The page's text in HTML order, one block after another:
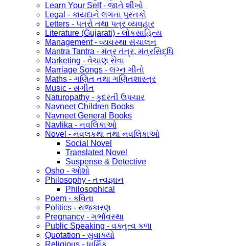
Learn Your Self - જાતે શીખો
Legal - કાયદાને લગતા પુસ્તકો
Letters - પત્રો તથા પત્ર વ્યવહાર
Literature (Gujarati) - લોકસાહિત્ય
Management - વ્યવસ્થા સંચાલન
Mantra Tantra - મંત્ર તંત્ર, મંત્રસિદ્ધિ
Marketing - વેચાણ સેવા
Marriage Songs - લગ્ન ગીતો
Maths - ગણિત તથા ગણિતશાસ્ત્ર
Music - સંગીત
Naturopathy - કુદરતી ઉપચાર
Navneet Children Books
Navneet General Books
Navlika - નવલિકાઓ
Novel - નવલકથા તથા નવલિકાઓ
Social Novel
Translated Novel
Suspense & Detective
Osho - ઓશો
Philosophy - તત્ત્વજ્ઞાન
Philosophical
Poem - કવિતા
Politics - રાજકારણ
Pregnancy - ગર્ભાવસ્થા
Public Speaking - વક્તુત્વ કળા
Quotation - સુવાક્યો
Religious - ધાર્મિક